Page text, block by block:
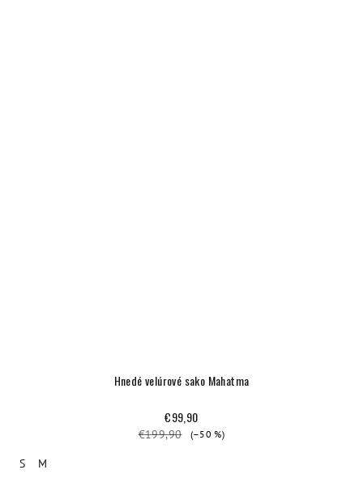
Hnedé velúrové sako Mahatma
€99,90
€199,90 (–50 %)
S M